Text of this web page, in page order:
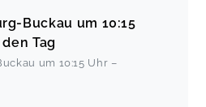
Buckau um 10:15
Tag
um 10:15 Uhr –